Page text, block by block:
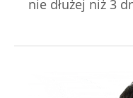
nie dłużej niż 3